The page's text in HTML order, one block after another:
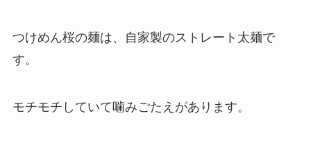
つけめん桜の麺は、自家製のストレート太麺で
す。
モチモチしていて噛みごたえがあります。